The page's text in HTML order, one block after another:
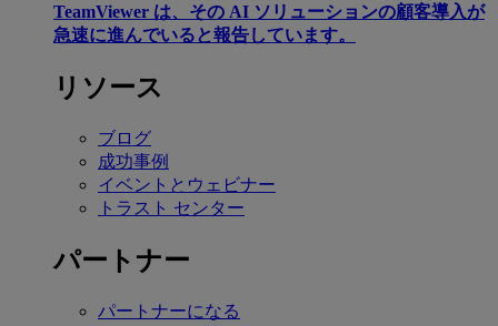
TeamViewer は、その AI ソリューションの顧客導入が
急速に進んでいると報告しています。
リソース
ブログ
成功事例
イベントとウェビナー
トラスト センター
パートナー
パートナーになる